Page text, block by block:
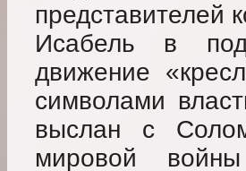
представителей
Исабель в
движение
символами
выслан с
мировой